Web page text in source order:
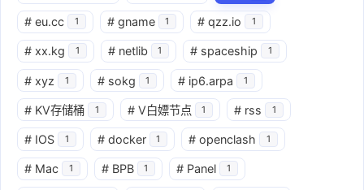
# eu.cc 1 # gname 1 # qzz.io 1
# xx.kg 1 # netlib 1 # spaceship 1
# xyz 1 # sokg 1 # ip6.arpa 1
# KV存储桶 1 # V白嫖节点 1 # rss 1
# IOS 1 # docker 1 # openclash 1
# Mac 1 # BPB 1 # Panel 1